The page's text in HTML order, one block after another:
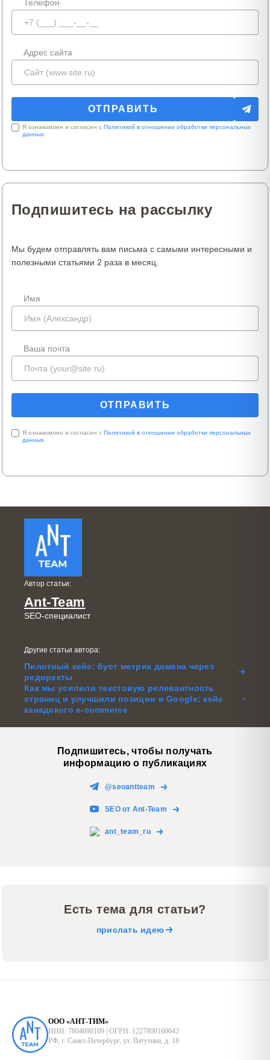
Телефон
Адрес сайта
Я ознакомлен и согласен с Политикой в отношении обработки персональных
данных
Подпишитесь на рассылку
Мы будем отправлять вам письма с самыми интересными и
полезными статьями 2 раза в месяц.
Имя
Ваша почта
Я ознакомлен и согласен с Политикой в отношении обработки персональных
данных
Автор статьи:
Ant-Team
SEO-специалист
Другие статьи автора:
Пилотный кейс: буст метрик домена через
редиректы
Как мы усилили текстовую релевантность
страниц и улучшили позиции в Google: кейс
канадского e-commerce
Подпишитесь, чтобы получать
информацию о публикациях
@seoantteam
SEO от Ant-Team
ant_team_ru
Есть тема для статьи?
прислать идею
ООО «АНТ-ТИМ»
ИНН: 7804698109 | ОГРН: 1227800160642
РФ, г. Санкт-Петербург, ул. Ватутина, д. 18